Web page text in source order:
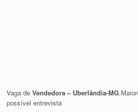
Vaga deVendedora – Uberlândia-MG
possível entrevista